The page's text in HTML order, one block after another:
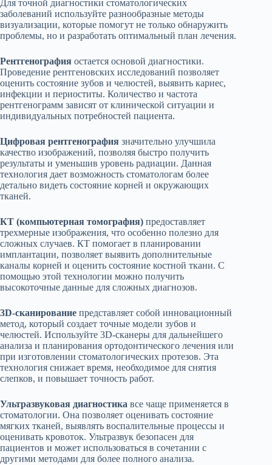
Для точной диагностики стоматологических
заболеваний используйте разнообразные методы
визуализации, которые помогут не только обнаружить
проблемы, но и разработать оптимальный план лечения.
Рентгенография остается основой диагностики.
Проведение рентгеновских исследований позволяет
оценить состояние зубов и челюстей, выявить кариес,
инфекции и периоститы. Количество и частота
рентгенограмм зависят от клинической ситуации и
индивидуальных потребностей пациента.
Цифровая рентгенография значительно улучшила
качество изображений, позволяя быстро получить
результаты и уменьшив уровень радиации. Данная
технология дает возможность стоматологам более
детально видеть состояние корней и окружающих
тканей.
КТ (компьютерная томография) предоставляет
трехмерные изображения, что особенно полезно для
сложных случаев. КТ помогает в планировании
имплантации, позволяет выявить дополнительные
каналы корней и оценить состояние костной ткани. С
помощью этой технологии можно получить
высокоточные данные для сложных диагнозов.
3D-сканирование представляет собой инновационный
метод, который создает точные модели зубов и
челюстей. Используйте 3D-сканеры для дальнейшего
анализа и планирования ортодонтического лечения или
при изготовлении стоматологических протезов. Эта
технология снижает время, необходимое для снятия
слепков, и повышает точность работ.
Ультразвуковая диагностика все чаще применяется в
стоматологии. Она позволяет оценивать состояние
мягких тканей, выявлять воспалительные процессы и
оценивать кровоток. Ультразвук безопасен для
пациентов и может использоваться в сочетании с
другими методами для более полного анализа.